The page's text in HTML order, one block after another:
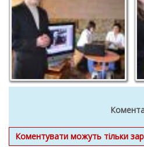
Коментувати можуть тільки